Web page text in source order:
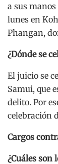
a sus
lunes en
Phangan,
¿Dónde se
El juicio se
Samui, que
delito. Por
celebración
Cargos
¿Cuáles son